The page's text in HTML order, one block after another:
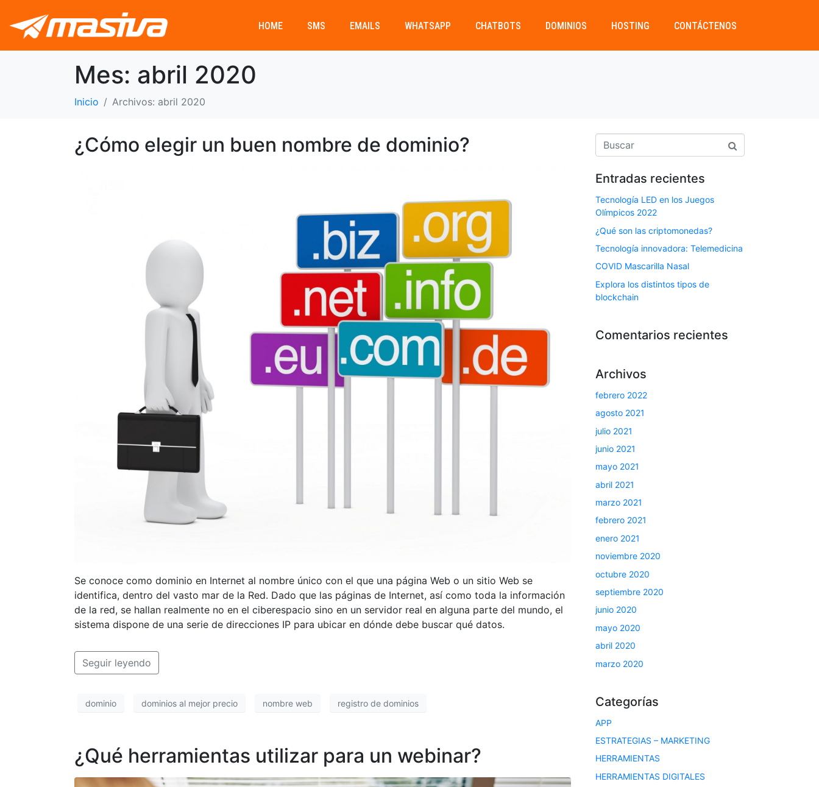
HOME SMS EMAILS WHATSAPP CHATBOTS DOMINIOS HOSTING CONTÁCTENOS
Mes: abril 2020
Inicio Archivos: abril 2020
¿Cómo elegir un buen nombre de dominio?
Se conoce como dominio en Internet al nombre único con el que una página Web o un sitio Web se
identifica, dentro del vasto mar de la Red. Dado que las páginas de Internet, así como toda la información
de la red, se hallan realmente no en el ciberespacio sino en un servidor real en alguna parte del mundo, el
sistema dispone de una serie de direcciones IP para ubicar en dónde debe buscar qué datos.
Seguir leyendo
dominio dominios al mejor precio nombre web registro de dominios
¿Qué herramientas utilizar para un webinar?
Entradas recientes
Tecnología LED en los Juegos
Olímpicos 2022
¿Qué son las criptomonedas?
Tecnología innovadora: Telemedicina
COVID Mascarilla Nasal
Explora los distintos tipos de
blockchain
Comentarios recientes
Archivos
febrero 2022
agosto 2021
julio 2021
junio 2021
mayo 2021
abril 2021
marzo 2021
febrero 2021
enero 2021
noviembre 2020
octubre 2020
septiembre 2020
junio 2020
mayo 2020
abril 2020
marzo 2020
Categorías
APP
ESTRATEGIAS – MARKETING
HERRAMIENTAS
HERRAMIENTAS DIGITALES